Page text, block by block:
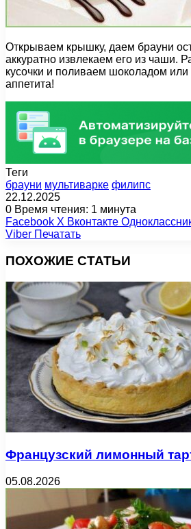
Открываем крышку, даем брауни
аккуратно извлекаем его из чаши.
кусочки и поливаем шоколадом
аппетита!
Теги
брауни мультиварке филипс
22.12.2025
0 Время чтения: 1 минута
Facebook X Вконтакте
Viber Печатать
ПОХОЖИЕ СТАТЬИ
Французский лимонный
05.08.2026